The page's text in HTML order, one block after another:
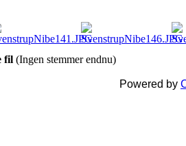
fil (Ingen stemmer endnu)
Powered by